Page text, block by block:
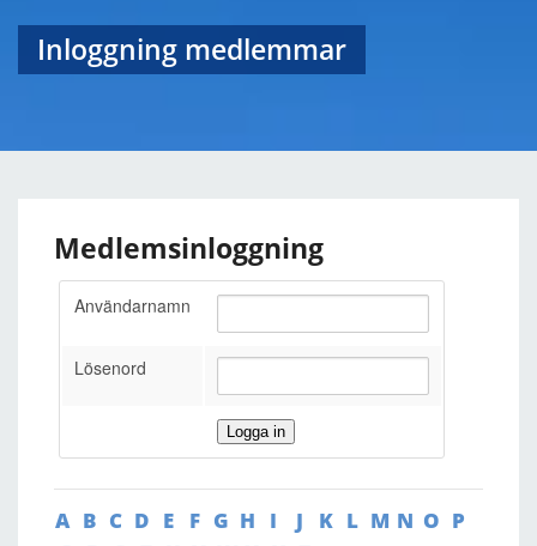
Inloggning medlemmar
Medlemsinloggning
Användarnamn
Lösenord
A B C D E F G H I J K L M N O P